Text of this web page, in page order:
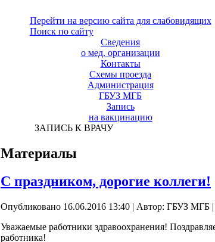
Перейти на версию сайта для слабовидящих
Поиск по сайту
Сведения
о мед. организации
Контакты
Схемы проезда
Администрация
ГБУЗ МГБ
Запись
на вакцинацию
ЗАПИСЬ К ВРАЧУ
Материалы
С праздником, дорогие коллеги!
Опубликовано 16.06.2016 13:40 | Автор: ГБУЗ МГБ |
Уважаемые работники здравоохранения!
работника!